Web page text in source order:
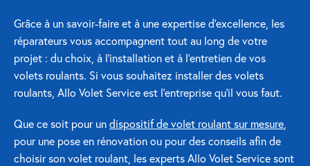
Motoriser un volet roulant
ESPACE PRO
Nous recrutons
Grâce à un savoir-faire et à une expertise d’excellence, les
réparateurs vous accompagnent tout au long de votre
projet : du choix, à l’installation et à l’entretien de vos
volets roulants. Si vous souhaitez installer des volets
roulants, Allo Volet Service est l’entreprise qu’il vous faut.
Que ce soit pour undispositif de volet roulant sur mesure
pour une pose en rénovation ou pour des conseils afin de
choisir son volet roulant, les experts Allo Volet Service sont